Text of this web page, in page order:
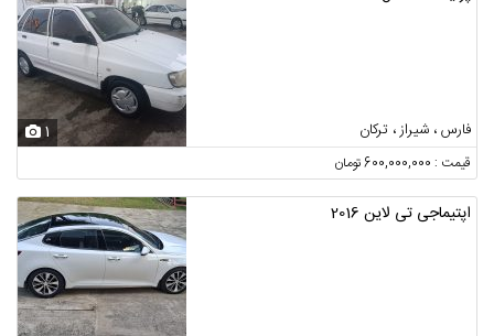
فارس ، شیراز ، ترکان 1
قیمت : 600,000,000 تومان
اپتیماجی تی لاین 2016